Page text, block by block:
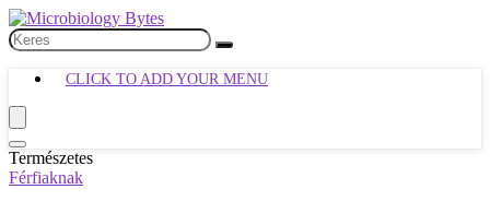
CLICK TO ADD YOUR MENU
Természetes
Férfiaknak